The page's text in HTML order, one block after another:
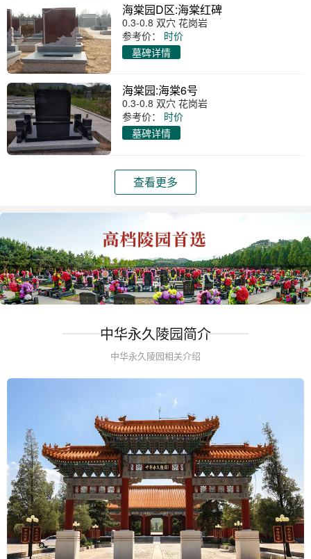
海棠园D区:海棠红碑
0.3-0.8 双穴 花岗岩
参考价：
时价
墓碑详情
海棠园:海棠6号
0.3-0.8 双穴 花岗岩
参考价：
时价
墓碑详情
查看更多
中华永久陵园简介
中华永久陵园相关介绍